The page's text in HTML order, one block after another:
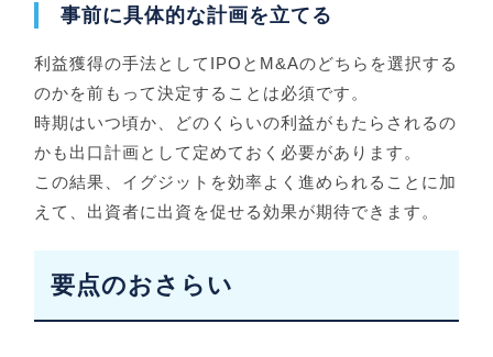
事前に具体的な計画を立てる
利益獲得の手法としてIPOとM&Aのどちらを選択する
のかを前もって決定することは必須です。
時期はいつ頃か、どのくらいの利益がもたらされるの
かも出口計画として定めておく必要があります。
この結果、イグジットを効率よく進められることに加
えて、出資者に出資を促せる効果が期待できます。
要点のおさらい